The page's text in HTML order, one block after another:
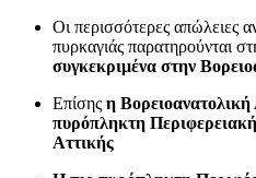
Οι περισσότερες απώλειες
πυρκαγιάς παρατηρούνται
συγκεκριμένα στην
Επίσης η Βορειοανατολική
πυρόπληκτη
Αττικής